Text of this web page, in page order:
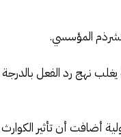
المؤسسي.
يغلب نهج رد الفعل
أضافت أن تأثير